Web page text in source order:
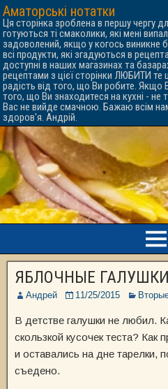
Аматорські нотатки
Ця сторінка зроблена в першу чергу
готуються ті смаколики, які мені
задоволений, якщо у когось виникне
всі продукти, які згадуються в
доступні в наших магазинах та
рецептами з цієї сторінки ЛЮБИТИ те
радість від того, що Ви робите. Якщо
того, що Ви знаходитеся на кухні - не
Вас не вийде смачною. Бажаю всім
здоров'я. Андрій.
ЯБЛОЧНЫЕ ГАЛУШКИ
Андрей 11/25/2015
В детстве галушки не любил.
скользкой кусочек теста? Как
и оставались на дне тарелки,
съедено.